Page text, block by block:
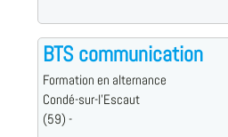
BTS communication
Formation en alternance
Condé-sur-l'Escaut
(59) -